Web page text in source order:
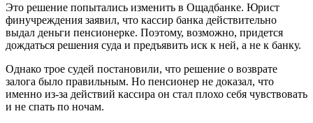
Это решение попытались изменить в Ощадбанке. Юрист
финучреждения заявил, что кассир банка действительно
выдал деньги пенсионерке. Поэтому, возможно, придется
дождаться решения суда и предъявить иск к ней, а не к банку.
Однако трое судей постановили, что решение о возврате
залога было правильным. Но пенсионер не доказал, что
именно из-за действий кассира он стал плохо себя чувствовать
и не спать по ночам.